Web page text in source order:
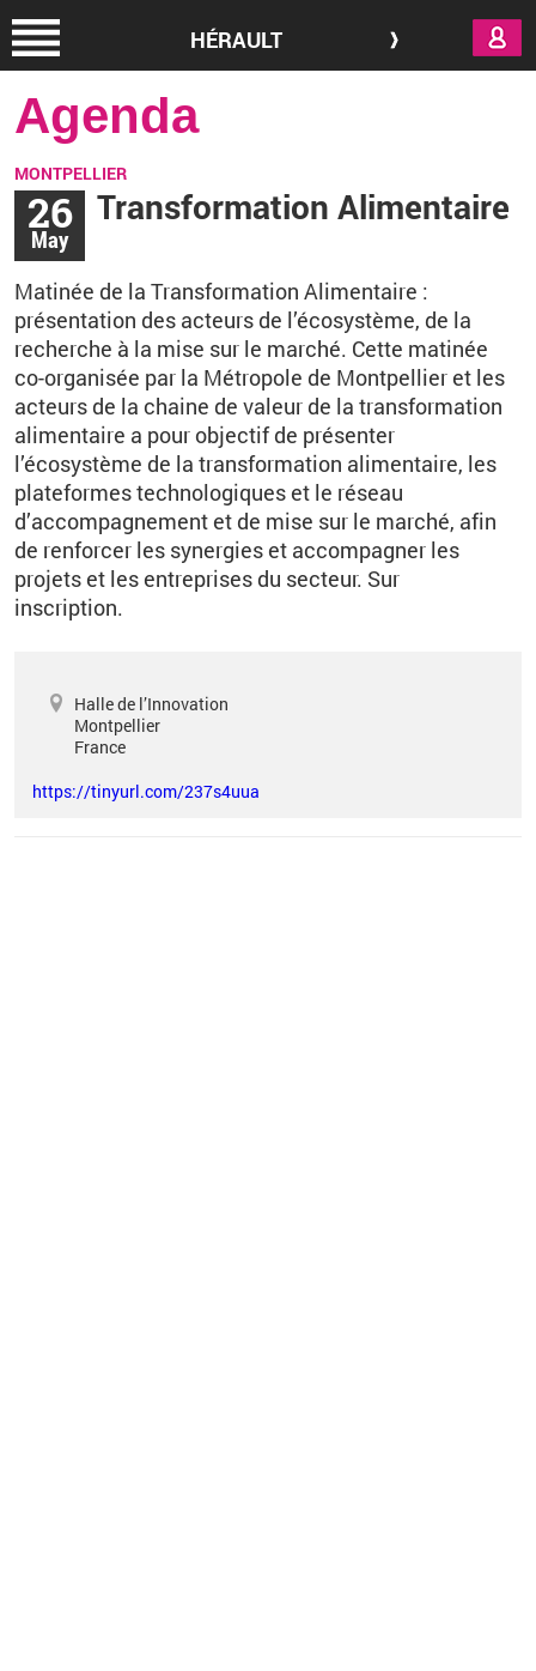
HÉRAULT
Agenda
MONTPELLIER
26
May
Transformation Alimentaire
Matinée de la Transformation Alimentaire :
présentation des acteurs de l’écosystème, de la
recherche à la mise sur le marché. Cette matinée
co-organisée par la Métropole de Montpellier et les
acteurs de la chaine de valeur de la transformation
alimentaire a pour objectif de présenter
l’écosystème de la transformation alimentaire, les
plateformes technologiques et le réseau
d’accompagnement et de mise sur le marché, afin
de renforcer les synergies et accompagner les
projets et les entreprises du secteur. Sur
inscription.
Halle de l’Innovation
Montpellier
France
https://tinyurl.com/237s4uua